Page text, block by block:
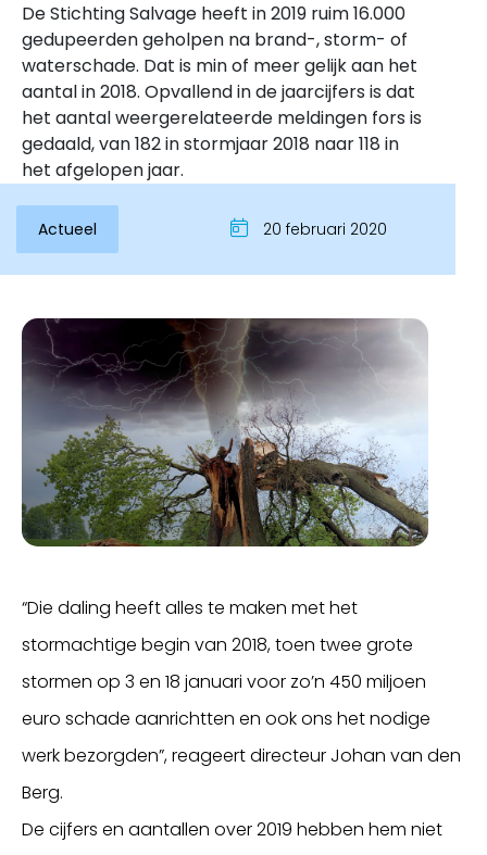
Inloggen
De Stichting Salvage heeft in 2019 ruim 16.000
gedupeerden geholpen na brand-, storm- of
waterschade. Dat is min of meer gelijk aan het
aantal in 2018. Opvallend in de jaarcijfers is dat
het aantal weergerelateerde meldingen fors is
gedaald, van 182 in stormjaar 2018 naar 118 in
het afgelopen jaar.
Actueel 20 februari 2020
“Die daling heeft alles te maken met het
stormachtige begin van 2018, toen twee grote
stormen op 3 en 18 januari voor zo’n 450 miljoen
euro schade aanrichtten en ook ons het nodige
werk bezorgden”, reageert directeur Johan van den
Berg.
De cijfers en aantallen over 2019 hebben hem niet